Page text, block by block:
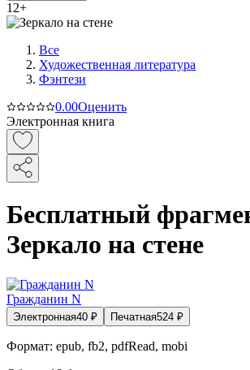
12+
Все
Художественная литература
Фэнтези
0.00Оценить
Электронная книга
Бесплатный
Зеркало на стене
Гражданин N
Электронная40 ₽ Печатная524 ₽
Формат: epub, fb2, pdfRead, mobi